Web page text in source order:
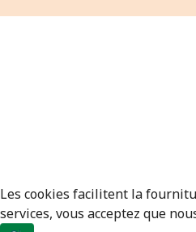
Les cookies facilitent la
services, vous acceptez que